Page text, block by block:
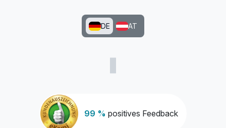
99 % positives Feedback
DE AT